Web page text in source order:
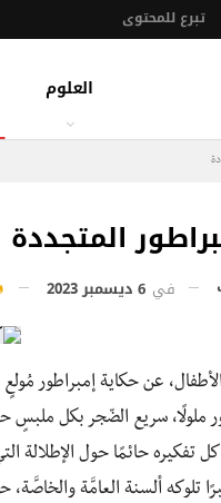
تبرع للمحتوى
العلوم
المتجددة
في 6 ديسمبر 2023
عن حكاية إمبراطور مُولعٍ
ملولًا، سريع الضّجر بكل
كل تفكيره حائمًا حول
تلوكه ألسنة العامَّة